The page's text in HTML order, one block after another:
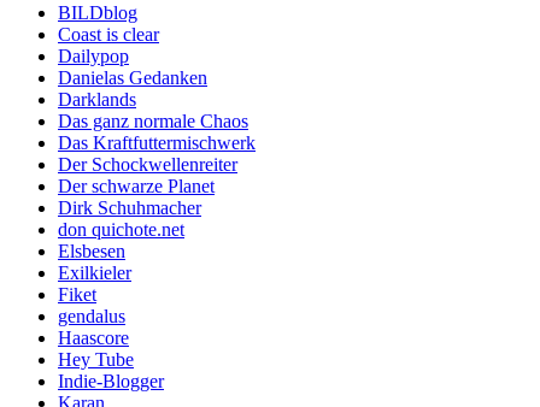
BILDblog
Coast is clear
Dailypop
Danielas Gedanken
Darklands
Das ganz normale Chaos
Das Kraftfuttermischwerk
Der Schockwellenreiter
Der schwarze Planet
Dirk Schuhmacher
don quichote.net
Elsbesen
Exilkieler
Fiket
gendalus
Haascore
Hey Tube
Indie-Blogger
Karan